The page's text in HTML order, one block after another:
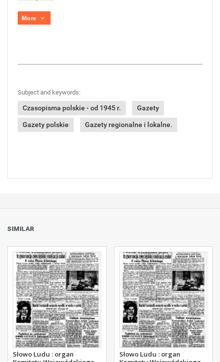
More
Subject and keywords:
Czasopisma polskie - od 1945 r. Gazety
Gazety polskie Gazety regionalne i lokalne.
SIMILAR
Słowo Ludu : organ
Słowo Ludu : organ